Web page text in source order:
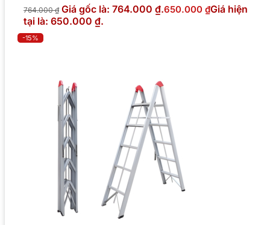
764.000₫ Giá gốc là: 764.000 ₫.650.000 ₫Giá hiện
tại là: 650.000 ₫.
-15%